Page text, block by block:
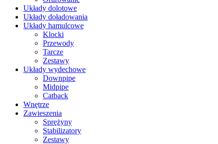
Układy dolotowe
Układy doładowania
Układy hamulcowe
Klocki
Przewody
Tarcze
Zestawy
Układy wydechowe
Downpipe
Midpipe
Catback
Wnętrze
Zawieszenia
Sprężyny
Stabilizatory
Zestawy